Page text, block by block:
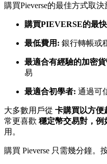
成為跟單交易員
坐享盈利分成和跟單
購買Pieverse的最佳方式取
購買PIEVERSE的最
最低費用: 銀行轉帳或
最適合有經驗的加密
易
最適合初學者: 通過可
大多數用戶從 卡購買以方便
常更喜歡 穩定幣交易對，
用。
購買 Pieverse 只需幾分鐘。